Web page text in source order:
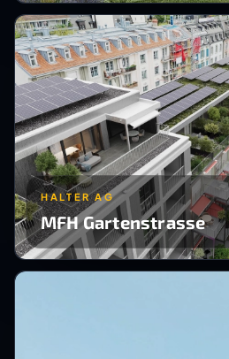
HALTER AG
MFH Gartenstrasse